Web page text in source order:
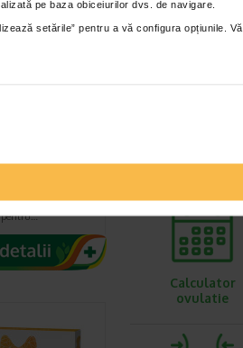
pe baza obiceiurilor dvs. de navigare.
setările” pentru a vă configura opțiunile. Vă
o formula special
sarcina
Calculator
ovulatie